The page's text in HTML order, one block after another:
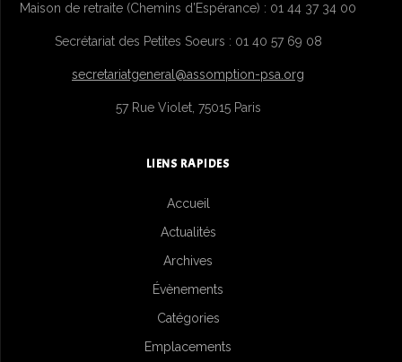
Maison de retraite (Chemins d’Espérance) : 01 44 37 34 00
Secrétariat des Petites Soeurs : 01 40 57 69 08
secretariatgeneral@assomption-psa.org
57 Rue Violet, 75015 Paris
LIENS RAPIDES
Accueil
Actualités
Archives
Évènements
Catégories
Emplacements